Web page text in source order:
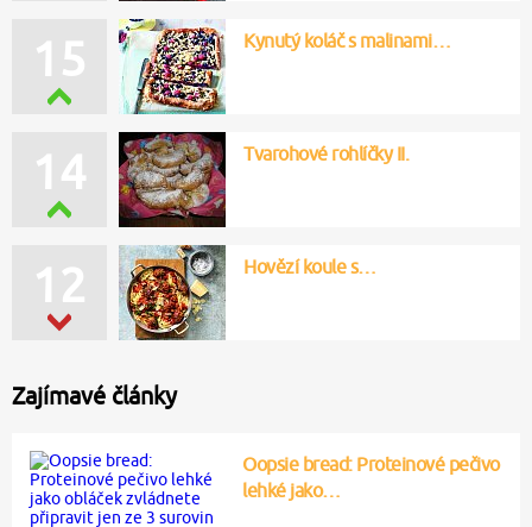
14 Tvarohové rohlíčky II.
15 Kynutý koláč s malinami…
12 Hovězí koule s…
Zajímavé články
Oopsie bread: Proteinové pečivo
lehké jako…